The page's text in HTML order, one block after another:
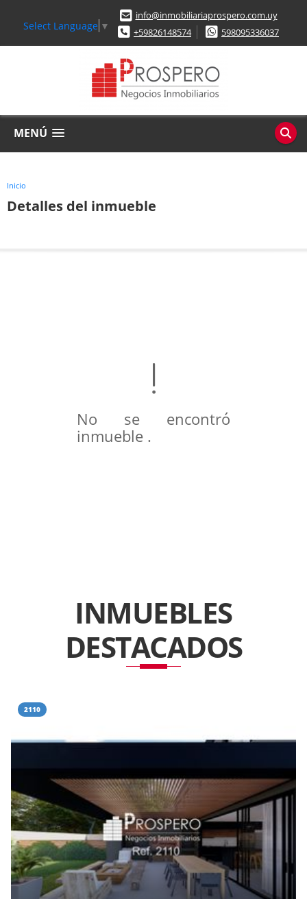
Select Language ▼
info@inmobiliariaprospero.com.uy
+59826148574
598095336037
MENÚ
Inicio
Detalles del inmueble
No se encontró
inmueble .
INMUEBLES
DESTACADOS
2110